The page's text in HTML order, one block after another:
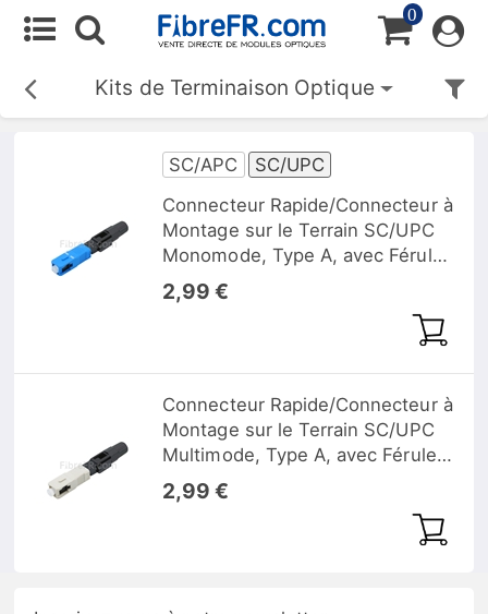
0
Kits de Terminaison Optique
SC/APC
SC/UPC
Connecteur Rapide/Connecteur à
Montage sur le Terrain SC/UPC
Monomode, Type A, avec Férule
Pré-polie, 0,9/2,0/3,0mm
2,99 €
Connecteur Rapide/Connecteur à
Montage sur le Terrain SC/UPC
Multimode, Type A, avec Férule
Pré-polie, 0,9/2,0/3,0mm
2,99 €